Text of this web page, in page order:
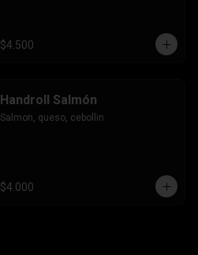
$4.500
Handroll Salmón
Salmon, queso, cebollin
$4.000